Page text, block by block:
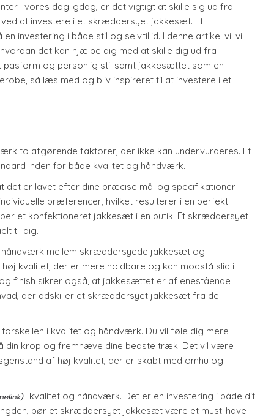
i vores dagligdag, er det vigtigt at skille sig ud fra
at investere i et skræddersyet jakkesæt. Et
investering i både stil og selvtillid. I denne artikel vil vi
det kan hjælpe dig med at skille dig ud fra
og personlig stil samt jakkesættet som en
så læs med og bliv inspireret til at investere i et
to afgørende faktorer, der ikke kan undervurderes. Et
inden for både kvalitet og håndværk.
er lavet efter dine præcise mål og specifikationer.
præferencer, hvilket resulterer i en perfekt
et konfektioneret jakkesæt i en butik. Et skræddersyet
til dig.
mellem skræddersyede jakkesæt og
kvalitet, der er mere holdbare og kan modstå slid i
finish sikrer også, at jakkesættet er af enestående
der adskiller et skræddersyet jakkesæt fra de
i kvalitet og håndværk. Du vil føle dig mere
din krop og fremhæve dine bedste træk. Det vil være
af høj kvalitet, der er skabt med omhu og
kvalitet og håndværk. Det er en investering i både dit
bør et skræddersyet jakkesæt være et must-have i